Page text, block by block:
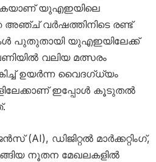
യുഎഇയിലെ
അഞ്ച് വർഷത്തിനിടെ രണ്ട്
പുതുതായി യുഎഇയിലേക്ക്
വലിയ മത്സരം
ഉയർന്ന വൈദഗ്ധ്യം
ഇപ്പോൾ കൂടുതൽ
(AI), ഡിജിറ്റൽ മാർക്കറ്റിംഗ്,
നൂതന മേഖലകളിൽ